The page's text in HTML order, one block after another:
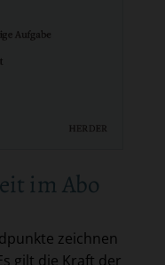
im Abo
zeichnen
gilt die Kraft der